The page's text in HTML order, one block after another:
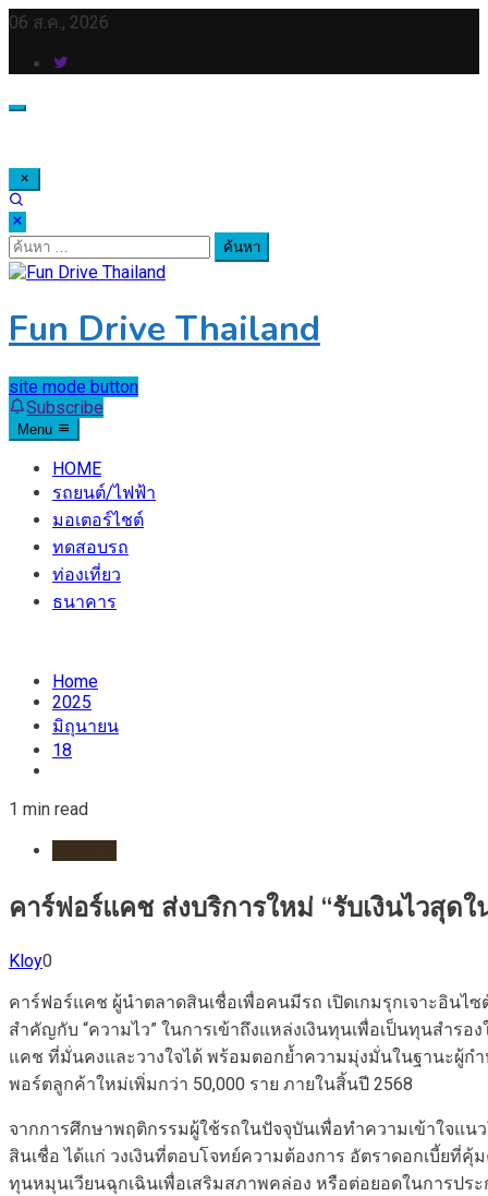
Skip
content
06 ส.ค., 2026
ค้นหา
สำหรับ:
Fun Drive Thailand
site mode button
Subscribe
Menu
HOME
รถยนต์/ไฟฟ้า
มอเตอร์ไชต์
ทดสอบรถ
ท่องเที่ยว
ธนาคาร
Home
2025
มิถุนายน
18
1 min read
คาร์ฟอร์แคช ส่งบริการใหม่ “รับเงินไวสุด
Kloy0
คาร์ฟอร์แคช ผู้นำตลาดสินเชื่อเพื่อคนมีรถ เปิดเกมรุกเจาะอิน
สำคัญกับ “ความไว” ในการเข้าถึงแหล่งเงินทุนเพื่อเป็นทุนสำร
แคช ที่มั่นคงและวางใจได้ พร้อมตอกย้ำความมุ่งมั่นในฐานะผู้ก
พอร์ตลูกค้าใหม่เพิ่มกว่า 50,000 ราย ภายในสิ้นปี 2568
จากการศึกษาพฤติกรรมผู้ใช้รถในปัจจุบันเพื่อทำความเข้าใจ
สินเชื่อ ได้แก่ วงเงินที่ตอบโจทย์ความต้องการ อัตราดอกเบี้ยที่
ทุนหมุนเวียนฉุกเฉินเพื่อเสริมสภาพคล่อง หรือต่อยอดในการปร